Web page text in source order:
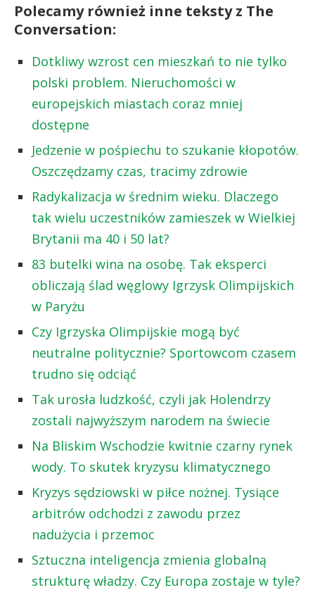
Polecamy również inne teksty z The
Conversation:
Dotkliwy wzrost cen mieszkań to nie tylko
polski problem. Nieruchomości w
europejskich miastach coraz mniej
dostępne
Jedzenie w pośpiechu to szukanie kłopotów.
Oszczędzamy czas, tracimy zdrowie
Radykalizacja w średnim wieku. Dlaczego
tak wielu uczestników zamieszek w Wielkiej
Brytanii ma 40 i 50 lat?
83 butelki wina na osobę. Tak eksperci
obliczają ślad węglowy Igrzysk Olimpijskich
w Paryżu
Czy Igrzyska Olimpijskie mogą być
neutralne politycznie? Sportowcom czasem
trudno się odciąć
Tak urosła ludzkość, czyli jak Holendrzy
zostali najwyższym narodem na świecie
Na Bliskim Wschodzie kwitnie czarny rynek
wody. To skutek kryzysu klimatycznego
Kryzys sędziowski w piłce nożnej. Tysiące
arbitrów odchodzi z zawodu przez
nadużycia i przemoc
Sztuczna inteligencja zmienia globalną
strukturę władzy. Czy Europa zostaje w tyle?